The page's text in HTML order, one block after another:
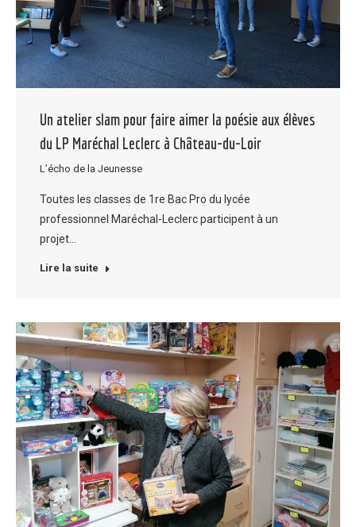
Un atelier slam pour faire aimer la poésie aux élèves
du LP Maréchal Leclerc à Château-du-Loir
L’écho de la Jeunesse
Toutes les classes de 1re Bac Pro du lycée
professionnel Maréchal-Leclerc participent à un
projet…
Lire la suite